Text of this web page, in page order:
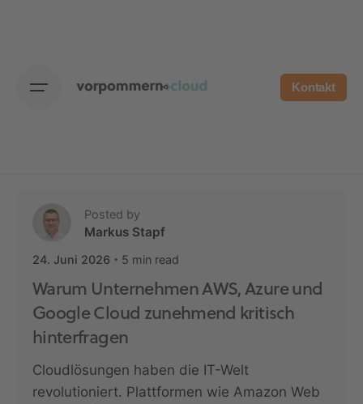
Kontakt
Posted by
Markus Stapf
24. Juni 2026 5 min read
Warum Unternehmen AWS, Azure und
Google Cloud zunehmend kritisch
hinterfragen
Cloudlösungen haben die IT-Welt
revolutioniert. Plattformen wie Amazon Web